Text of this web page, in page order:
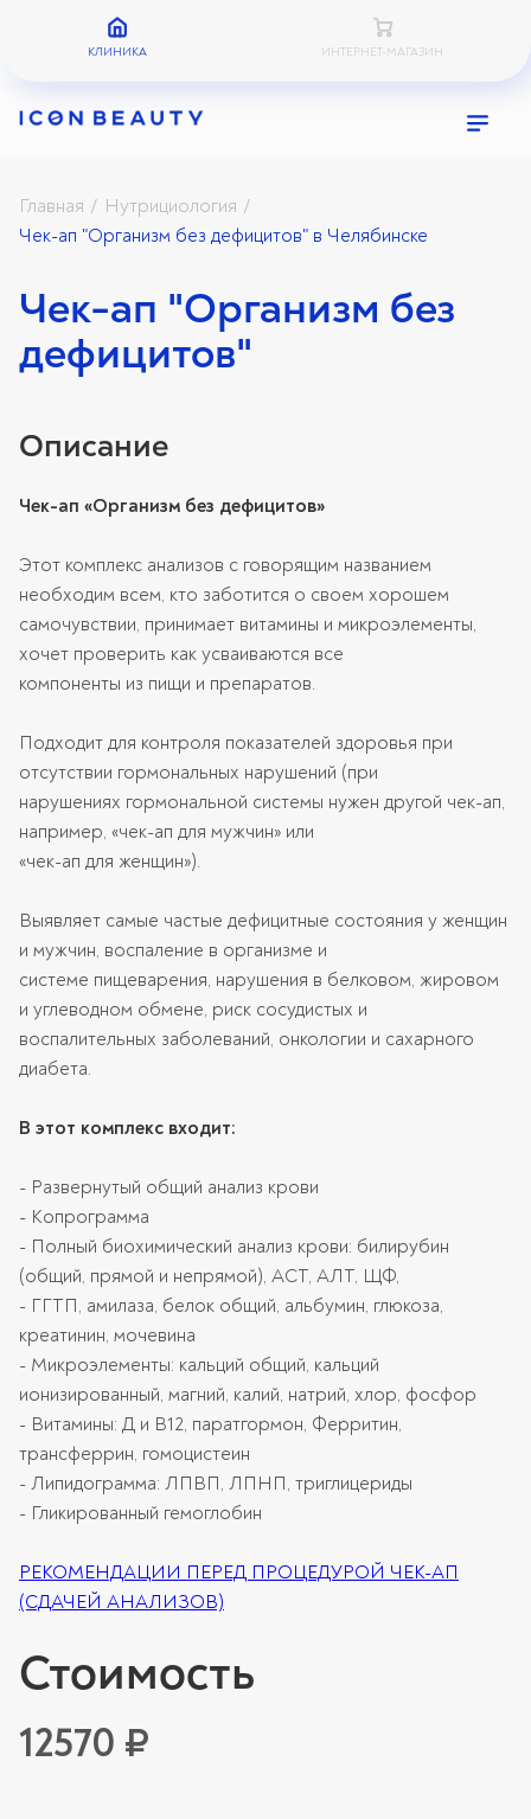
КЛИНИКА ИНТЕРНЕТ-МАГАЗИН
Главная / Нутрициология /
Чек-ап "Организм без дефицитов" в Челябинске
Чек-ап "Организм без
дефицитов"
Описание
Чек-ап «Организм без дефицитов»
Этот комплекс анализов с говорящим названием
необходим всем, кто заботится о своем хорошем
самочувствии, принимает витамины и микроэлементы,
хочет проверить как усваиваются все
компоненты из пищи и препаратов.
Подходит для контроля показателей здоровья при
отсутствии гормональных нарушений (при
нарушениях гормональной системы нужен другой чек-ап,
например, «чек-ап для мужчин» или
«чек-ап для женщин»).
Выявляет самые частые дефицитные состояния у женщин
и мужчин, воспаление в организме и
системе пищеварения, нарушения в белковом, жировом
и углеводном обмене, риск сосудистых и
воспалительных заболеваний, онкологии и сахарного
диабета.
В этот комплекс входит:
- Развернутый общий анализ крови
- Копрограмма
- Полный биохимический анализ крови: билирубин
(общий, прямой и непрямой), АСТ, АЛТ, ЩФ,
- ГГТП, амилаза, белок общий, альбумин, глюкоза,
креатинин, мочевина
- Микроэлементы: кальций общий, кальций
ионизированный, магний, калий, натрий, хлор, фосфор
- Витамины: Д и В12, паратгормон, Ферритин,
трансферрин, гомоцистеин
- Липидограмма: ЛПВП, ЛПНП, триглицериды
- Гликированный гемоглобин
РЕКОМЕНДАЦИИ ПЕРЕД ПРОЦЕДУРОЙ ЧЕК-АП
(СДАЧЕЙ АНАЛИЗОВ)
Стоимость
12570 ₽